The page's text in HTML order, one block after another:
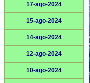
17-ago-2024
15-ago-2024
14-ago-2024
12-ago-2024
10-ago-2024